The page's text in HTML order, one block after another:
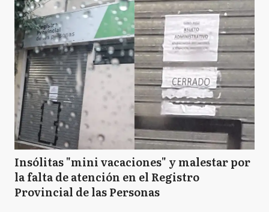
Insólitas "mini vacaciones" y malestar por
la falta de atención en el Registro
Provincial de las Personas